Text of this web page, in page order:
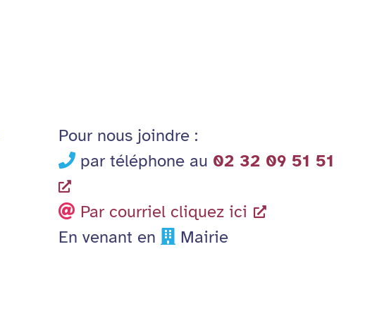
Pour nous joindre :
par téléphone au 02 32 09 51 51
Par courriel cliquez ici
En venant en
Mairie